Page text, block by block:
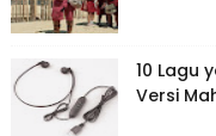
10 Lagu
Versi